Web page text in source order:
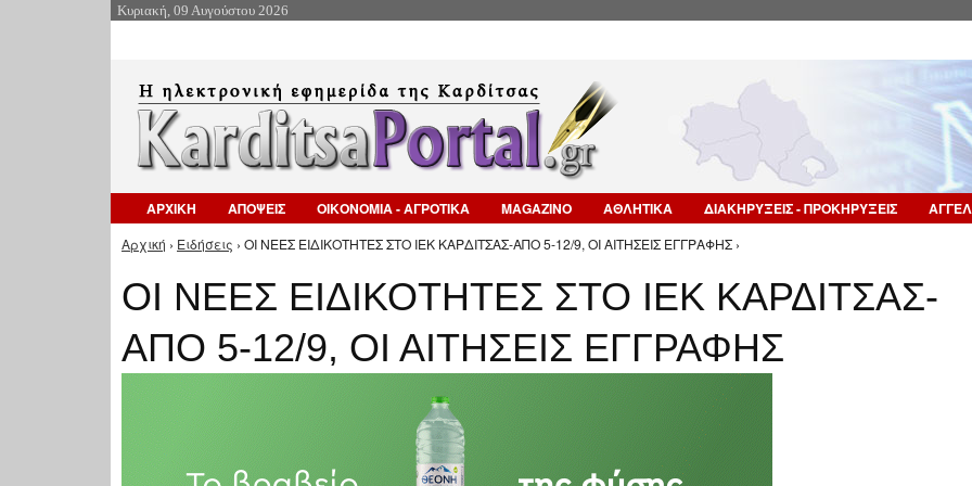
Κυριακή, 09 Αυγούστου 2026
ΑΡΧΙΚΗ ΑΠΟΨΕΙΣ ΟΙΚΟΝΟΜΙΑ - ΑΓΡΟΤΙΚΑ MAGAZINO ΑΘΛΗΤΙΚΑ ΔΙΑΚΗΡΥΞΕΙΣ - ΠΡΟΚΗΡΥΞΕΙΣ
Είστε εδώ
Αρχική › Ειδήσεις › ΟΙ ΝΕΕΣ ΕΙΔΙΚΟΤΗΤΕΣ ΣΤΟ ΙΕΚ ΚΑΡΔΙΤΣΑΣ-ΑΠΟ 5-12/9, ΟΙ ΑΙΤΗΣΕΙΣ ΕΓΓΡΑΦΗΣ ›
ΟΙ ΝΕΕΣ ΕΙΔΙΚΟΤΗΤΕΣ ΣΤΟ ΙΕΚ ΚΑΡΔΙΤΣΑΣ-
ΑΠΟ 5-12/9, ΟΙ ΑΙΤΗΣΕΙΣ ΕΓΓΡΑΦΗΣ